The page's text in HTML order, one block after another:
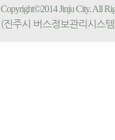
Copyright©2014 Jinju City. All
(진주시 버스정보관리시스